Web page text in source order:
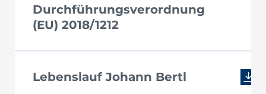
Durchführungsverordnung
(EU) 2018/1212
Lebenslauf Johann Bertl